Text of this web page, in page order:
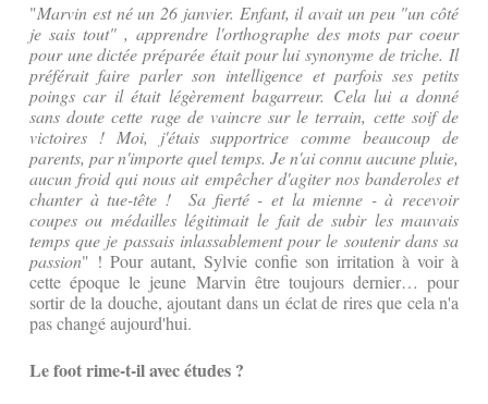
"Marvin est né un 26 janvier. Enfant, il avait un peu "un côté
je sais tout" , apprendre l'orthographe des mots par coeur
pour une dictée préparée était pour lui synonyme de triche. Il
préférait faire parler son intelligence et parfois ses petits
poings car il était légèrement bagarreur. Cela lui a donné
sans doute cette rage de vaincre sur le terrain, cette soif de
victoires ! Moi, j'étais supportrice comme beaucoup de
parents, par n'importe quel temps. Je n'ai connu aucune pluie,
aucun froid qui nous ait empêcher d'agiter nos banderoles et
chanter à tue-tête ! Sa fierté - et la mienne - à recevoir
coupes ou médailles légitimait le fait de subir les mauvais
temps que je passais inlassablement pour le soutenir dans sa
passion" ! Pour autant, Sylvie confie son irritation à voir à
cette époque le jeune Marvin être toujours dernier… pour
sortir de la douche, ajoutant dans un éclat de rires que cela n'a
pas changé aujourd'hui.
Le foot rime-t-il avec études ?